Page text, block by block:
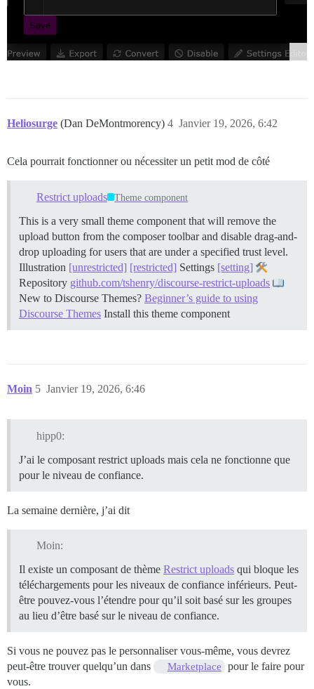
Heliosurge (Dan DeMontmorency) Janvier 19, 2026, 6:42
4
Cela pourrait fonctionner ou nécessiter un petit mod de côté
Restrict uploads Theme component
This is a very small theme component that will remove the
upload button from the composer toolbar and disable drag-and-
drop uploading for users that are under a specified trust level.
Illustration [unrestricted] [restricted] Settings [setting]
Repository github.com/tshenry/discourse-restrict-uploads
New to Discourse Themes? Beginner’s guide to using
Discourse Themes Install this theme component
Moin Janvier 19, 2026, 6:46
5
hipp0:
J’ai le composant restrict uploads mais cela ne fonctionne que
pour le niveau de confiance.
La semaine dernière, j’ai dit
Moin:
Il existe un composant de thème Restrict uploads qui bloque les
téléchargements pour les niveaux de confiance inférieurs. Peut-
être pouvez-vous l’étendre pour qu’il soit basé sur les groupes
au lieu d’être basé sur le niveau de confiance.
Si vous ne pouvez pas le personnaliser vous-même, vous devrez
peut-être trouver quelqu’un dans
Marketplace
pour le faire pour
vous.